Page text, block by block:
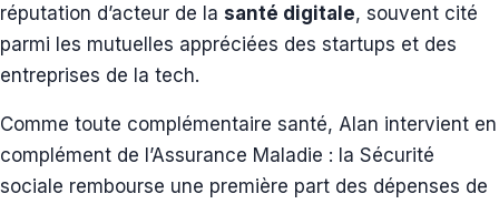
réputation d’acteur de la santé digitale, souvent cité
parmi les mutuelles appréciées des startups et des
entreprises de la tech.
Comme toute complémentaire santé, Alan intervient en
complément de l’Assurance Maladie : la Sécurité
sociale rembourse une première part des dépenses de